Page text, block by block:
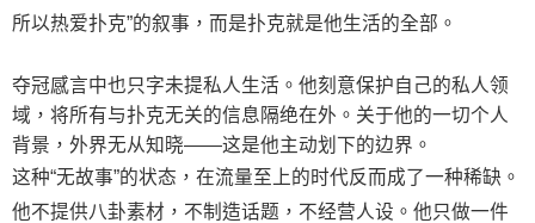
所以热爱扑克”的叙事，而是扑克就是他生活的全部。
夺冠感言中也只字未提私人生活。他刻意保护自己的私人领
域，将所有与扑克无关的信息隔绝在外。关于他的一切个人
背景，外界无从知晓——这是他主动划下的边界。
这种“无故事”的状态，在流量至上的时代反而成了一种稀缺。
他不提供八卦素材，不制造话题，不经营人设。他只做一件